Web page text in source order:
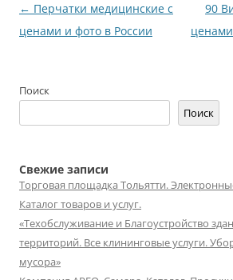
Навигация
по
← Перчатки медицинские с
ценами и фото в России
90
Поиск
Поиск
Свежие записи
Торговая площадка Тольятти.
Каталог товаров и услуг.
«Техобслуживание и Благоустройство
территорий. Все клининговые услуги.
мусора»